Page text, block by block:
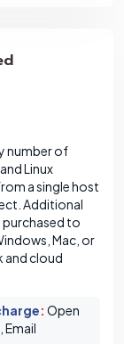
number of
Linux
a single host
Additional
purchased to
Mac, or
and cloud
: Open
Email